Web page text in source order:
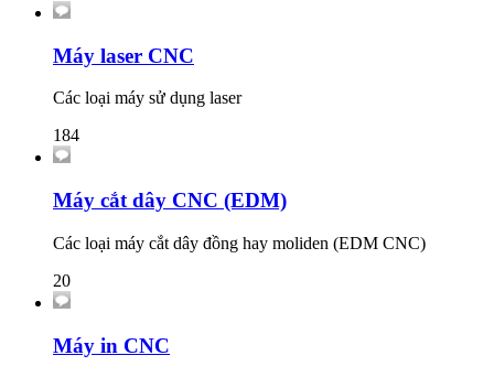
Máy laser CNC
Các loại máy sử dụng laser
184
Máy cắt dây CNC (EDM)
Các loại máy cắt dây đồng hay moliden (EDM CNC)
20
Máy in CNC